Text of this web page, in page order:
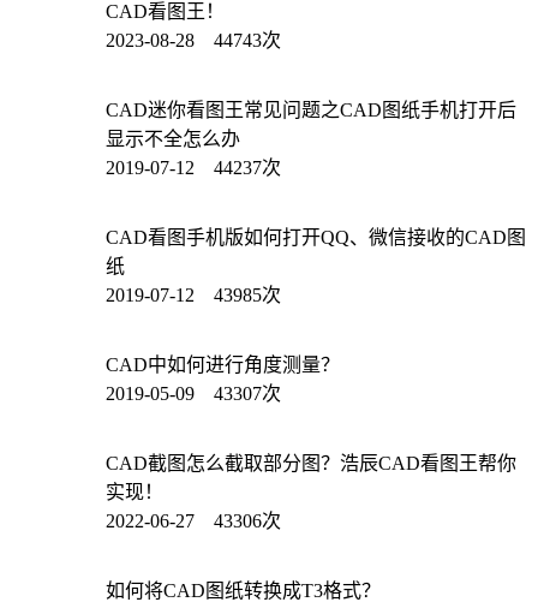
CAD看图王！
2023-08-28 44743次
CAD迷你看图王常见问题之CAD图纸手机打开后
显示不全怎么办
2019-07-12 44237次
CAD看图手机版如何打开QQ、微信接收的CAD图
纸
2019-07-12 43985次
CAD中如何进行角度测量？
2019-05-09 43307次
CAD截图怎么截取部分图？浩辰CAD看图王帮你
实现！
2022-06-27 43306次
如何将CAD图纸转换成T3格式？